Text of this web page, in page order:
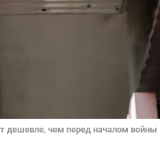
дешевле, чем перед началом войны